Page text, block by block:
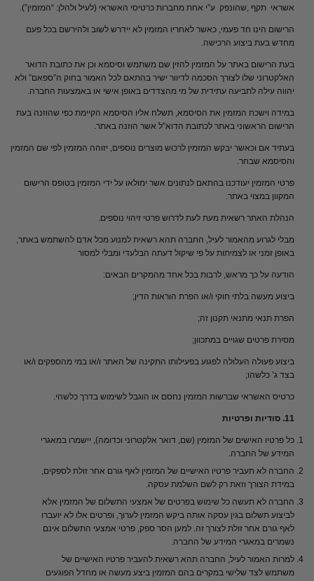
אשראי תקף ,שהונפק ע”י אחת מחברות כרטיסי האשראי (לעיל ולהלן: “המזמין”).
הרישום הינו חד פעמי, כאשר לאחריו המזמין לא יידרש לשוב ולהירשם בכל פעם
מחדש בעת ביצוע הרכישה.
בעת הרישום באתר על המזמין להזין שם משתמש וסיסמא וכן את כתובת הדואר
האלקטרוני שלו לצורך הסכמה לדיוור ישיר בהתאם לכל האמור בחוק ה”ספאם” ולא
יהווה עילה לתביעה עתידית של מי מהצדדים באופן אישי או באמצעות החברה.
במידה וישכח המזמין את הסיסמא, תשלח אליו הסיסמא הקיימת כפי שהוזנה בעת
הרישום הראשוני באתר לכתובת הדוא”ל אשר הוזנה באתר.
בעתיד אם וכאשר יבקש המזמין לרכוש מוצרים נוספים, יזוהה המזמין לפי שם המזמין
והסיסמא שבחר.
פרטי המזמין יעודכנו בהתאם לנתונים אשר ימולאו על ידי המזמין בטופס הרישום
המקוון במצוי באתר.
הנהלת האתר רשאית מעת לעת לדרוש פרטי זיהוי נוספים.
מבלי לגרוע מהאמור לעיל, החברה תהא רשאית למנוע מכל אדם להשתמש באתר,
באופן זמני או לצמיתות על פי שיקול דעתה הבלעדי ומבלי למסור
הודעה על כך מראש, לרבות בכל אחד מהמקרים הבאים:
ביצוע מעשה בלתי חוקי ו/או הפרת הוראות הדין;
הפרת תנאי מתנאי תקנון זה;
מסירת פרטים שגויים במתכוון;
ביצוע פעולה העלולה לפגוע בפעילותו התקינה של האתר ו/או במי מהספקים ו/או
בצד ג’ כלשהו;
כרטיס האשראי שברשות המזמין נחסם או הוגבל לשימוש בדרך כלשהי.
11. סודיות ופרטיות
כל פרטיו האישים של המזמין (שם, דואר אלקטרוני וכדומה), יישמרו במאגרי
המידע של החברה.
החברה לא תעביר פרטיו האישיים של המזמין לאף גורם אחר זולת לספקים,
במידת הצורך וזאת רק לשם השלמת עסקה.
החברה לא תעשה כל שימוש בפרטים של אמצעי התשלום של המזמין אלא
לביצוע תשלום בגין עסקה אותה ביקש המזמין לערוך, ופרטים אלו לא יועברו
לאף גורם אחר זולת לצורך זה. למען הסר ספק, פרטי אמצעי התשלום אינם
נשמרים במאגרי המידע של החברה.
למרות האמור לעיל, החברה תהא רשאית להעביר פרטיו האישיים של
משתמש לצד שלישי במקרים בהם המזמין ביצע מעשה או מחדל הפוגעים